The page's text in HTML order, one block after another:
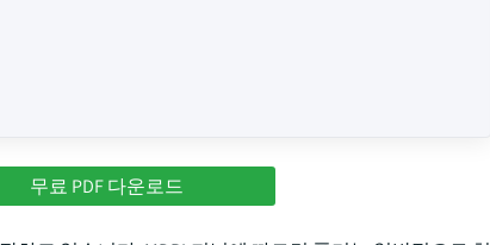
무료 PDF 다운로드